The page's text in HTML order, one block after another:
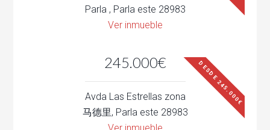
Parla , Parla este 28983
Ver inmueble
245.000€ DESDE 245.000€
Avda Las Estrellas zona
马德里, Parla este 28983